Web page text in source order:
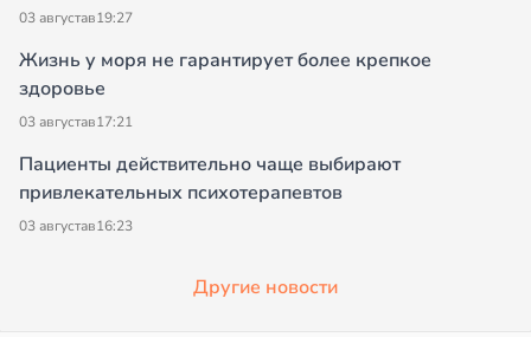
03 августав19:27
Жизнь у моря не гарантирует более крепкое
здоровье
03 августав17:21
Пациенты действительно чаще выбирают
привлекательных психотерапевтов
03 августав16:23
Другие новости